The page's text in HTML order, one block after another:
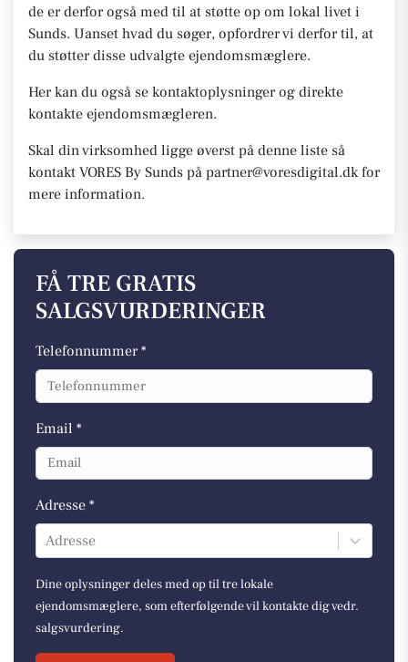
de er derfor også med til at støtte op om lokal livet i
Sunds. Uanset hvad du søger, opfordrer vi derfor til, at
du støtter disse udvalgte ejendomsmæglere.
Her kan du også se kontaktoplysninger og direkte
kontakte ejendomsmægleren.
Skal din virksomhed ligge øverst på denne liste så
kontakt VORES By Sunds på partner@voresdigital.dk for
mere information.
FÅ TRE GRATIS
SALGSVURDERINGER
Telefonnummer *
Email *
Adresse *
Adresse
Dine oplysninger deles med op til tre lokale
ejendomsmæglere, som efterfølgende vil kontakte dig vedr.
salgsvurdering.